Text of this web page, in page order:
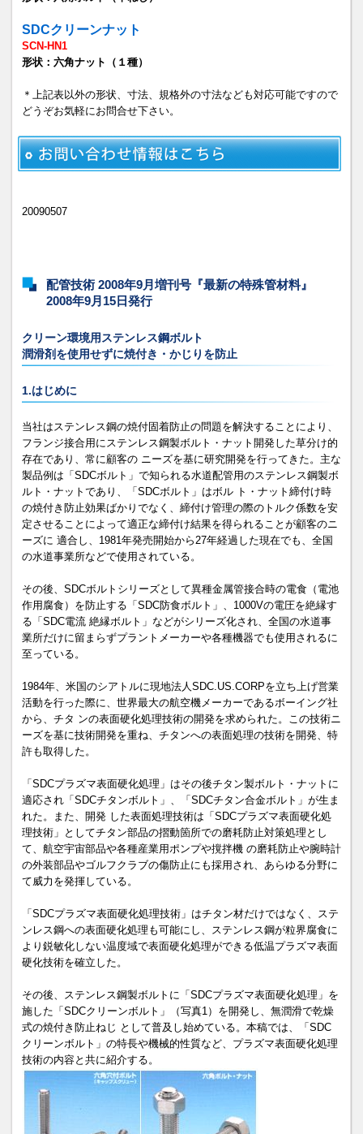
SDCクリーンナット
SCN-HN1
形状：六角ナット（１種）
＊上記表以外の形状、寸法、規格外の寸法なども対応可能ですので
どうぞお気軽にお問合せ下さい。
20090507
配管技術 2008年9月増刊号『最新の特殊管材料』
2008年9月15日発行
クリーン環境用ステンレス鋼ボルト
潤滑剤を使用せずに焼付き・かじりを防止
1.はじめに
当社はステンレス鋼の焼付固着防止の問題を解決することにより、
フランジ接合用にステンレス鋼製ボルト・ナット開発した草分け的
存在であり、常に顧客の ニーズを基に研究開発を行ってきた。主な
製品例は「SDCボルト」で知られる水道配管用のステンレス鋼製ボ
ルト・ナットであり、「SDCボルト」はボル ト・ナット締付け時
の焼付き防止効果ばかりでなく、締付け管理の際のトルク係数を安
定させることによって適正な締付け結果を得られることが顧客のニ
ーズに 適合し、1981年発売開始から27年経過した現在でも、全国
の水道事業所などで使用されている。
その後、SDCボルトシリーズとして異種金属管接合時の電食（電池
作用腐食）を防止する「SDC防食ボルト」、1000Vの電圧を絶縁す
る「SDC電流 絶縁ボルト」などがシリーズ化され、全国の水道事
業所だけに留まらずプラントメーカーや各種機器でも使用されるに
至っている。
1984年、米国のシアトルに現地法人SDC.US.CORPを立ち上げ営業
活動を行った際に、世界最大の航空機メーカーであるボーイング社
から、チタ ンの表面硬化処理技術の開発を求められた。この技術ニ
ーズを基に技術開発を重ね、チタンへの表面処理の技術を開発、特
許も取得した。
「SDCプラズマ表面硬化処理」はその後チタン製ボルト・ナットに
適応され「SDCチタンボルト」、「SDCチタン合金ボルト」が生ま
れた。また、開発 した表面処理技術は「SDCプラズマ表面硬化処
理技術」としてチタン部品の摺動箇所での磨耗防止対策処理とし
て、航空宇宙部品や各種産業用ポンプや撹拌機 の磨耗防止や腕時計
の外装部品やゴルフクラブの傷防止にも採用され、あらゆる分野に
て威力を発揮している。
「SDCプラズマ表面硬化処理技術」はチタン材だけではなく、ステ
ンレス鋼への表面硬化処理も可能にし、ステンレス鋼が粒界腐食に
より鋭敏化しない温度域で表面硬化処理ができる低温プラズマ表面
硬化技術を確立した。
その後、ステンレス鋼製ボルトに「SDCプラズマ表面硬化処理」を
施した「SDCクリーンボルト」（写真1）を開発し、無潤滑で乾燥
式の焼付き防止ねじ として普及し始めている。本稿では、「SDC
クリーンボルト」の特長や機械的性質など、プラズマ表面硬化処理
技術の内容と共に紹介する。